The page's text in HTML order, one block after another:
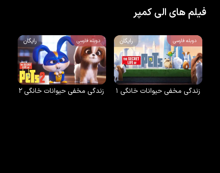
فیلم های الی کمپر
دوبله فارسی رایگان
زندگی مخفی حیوانات خانگی ۱
دوبله فارسی رایگان
زندگی مخفی حیوانات خانگی ۲